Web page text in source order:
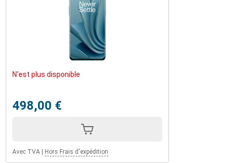
N'est plus disponible
498,00 €
Avec TVA Hors Frais d'expédition